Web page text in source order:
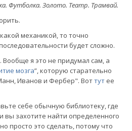
Футболка. Золото. Театр. Трамвай.
механикой, то точно
будет сложно.
я это не придумал сам, а
мозга”, которую старательно
Иванов и Фербер". Воттут ее
себе обычную библиотеку, где
вы захотите найти определенного
просто это сделать, потому что